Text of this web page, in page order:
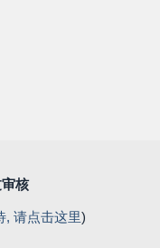
核
, 请点击这里)